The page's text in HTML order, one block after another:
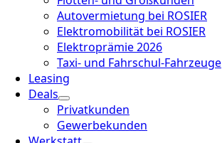
Autovermietung bei ROSIER
Elektromobilität bei ROSIER
Elektroprämie 2026
Taxi- und Fahrschul-Fahrzeuge
Leasing
Deals
Privatkunden
Gewerbekunden